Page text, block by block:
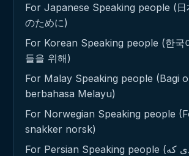
For Japanese Speaking people (日
のために)
For Korean Speaking people (한국
들을 위해)
For Malay Speaking people (Bagi
berbahasa Melayu)
For Norwegian Speaking people
snakker norsk)
For Persian Speaking people (برای افرادی که